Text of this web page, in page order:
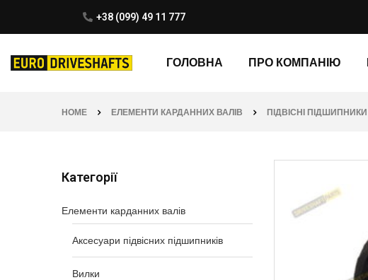
+38 (099) 49 11 777
ГОЛОВНА ПРО КОМПАНІЮ
HOME ЕЛЕМЕНТИ КАРДАННИХ ВАЛІВ ПІДВІСНІ ПІДШИПНИКИ
Категорії
Елементи карданних валів
Аксесуари підвісних підшипників
Вилки